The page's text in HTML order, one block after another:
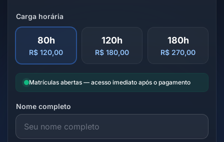
Carga horária
80h
R$ 120,00
120h
R$ 180,00
180h
R$ 270,00
Matrículas abertas — acesso imediato após o pagamento
Nome completo